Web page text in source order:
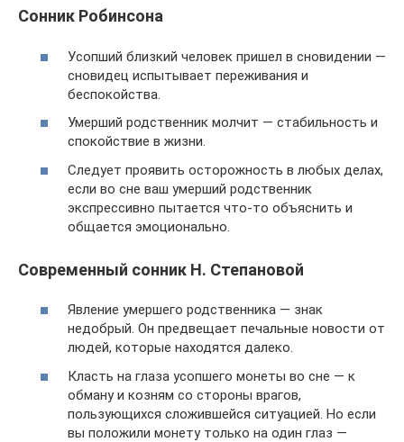
Сонник Робинсона
Усопший близкий человек пришел в сновидении —
сновидец испытывает переживания и
беспокойства.
Умерший родственник молчит — стабильность и
спокойствие в жизни.
Следует проявить осторожность в любых делах,
если во сне ваш умерший родственник
экспрессивно пытается что-то объяснить и
общается эмоционально.
Современный сонник Н. Степановой
Явление умершего родственника — знак
недобрый. Он предвещает печальные новости от
людей, которые находятся далеко.
Класть на глаза усопшего монеты во сне — к
обману и козням со стороны врагов,
пользующихся сложившейся ситуацией. Но если
вы положили монету только на один глаз —